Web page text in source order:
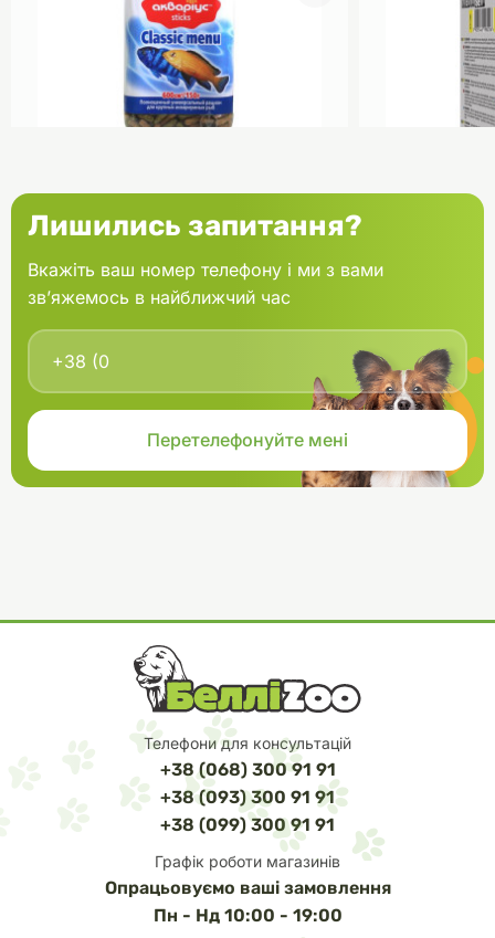
банка 150 г
В кошик
Aquael
Лишились запитання?
Вкажіть ваш номер телефону і ми з вами
зв’яжемось в найближчий час
Телефони для консультацій
+38 (068) 300 91 91
+38 (093) 300 91 91
+38 (099) 300 91 91
Графік роботи магазинів
Опрацьовуємо ваші замовлення
Пн - Нд 10:00 - 19:00